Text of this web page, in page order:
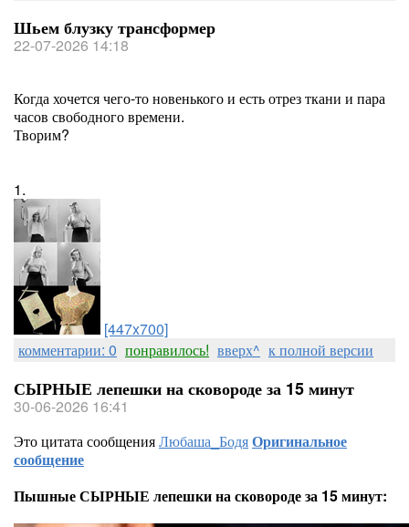
Шьем блузку трансформер
22-07-2026 14:18
Когда хочется чего-то новенького и есть отрез ткани и пара
часов свободного времени.
Творим?
1.
[447x700]
комментарии: 0 понравилось! вверх^ к полной версии
СЫРНЫЕ лепешки на сковороде за 15 минут
30-06-2026 16:41
Это цитата сообщенияЛюбаша_БодяОригинальное
сообщение
Пышные СЫРНЫЕ лепешки на сковороде за 15 минут: